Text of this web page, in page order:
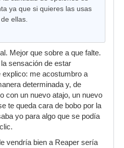
ya que si quieres las usas
ellas.
Mejor que sobre a que falte.
sensación de estar
explico: me acostumbro a
determinada y, de
con un nuevo atajo, un nuevo
te queda cara de bobo por la
yo para algo que se podía
vendría bien a Reaper sería